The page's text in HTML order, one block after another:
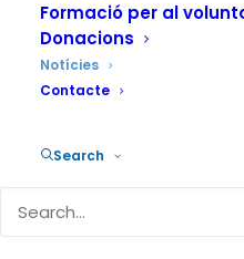
Formació per al
Donacions
Notícies
Contacte
Search
En els
ambulatoris del
Addiccions de